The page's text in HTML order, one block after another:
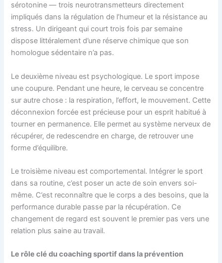
sérotonine — trois neurotransmetteurs directement
impliqués dans la régulation de l’humeur et la résistance au
stress. Un dirigeant qui court trois fois par semaine
dispose littéralement d’une réserve chimique que son
homologue sédentaire n’a pas.
Le deuxième niveau est psychologique. Le sport impose
une coupure. Pendant une heure, le cerveau se concentre
sur autre chose : la respiration, l’effort, le mouvement. Cette
déconnexion forcée est précieuse pour un esprit habitué à
tourner en permanence. Elle permet au système nerveux de
récupérer, de redescendre en charge, de retrouver une
forme d’équilibre.
Le troisième niveau est comportemental. Intégrer le sport
dans sa routine, c’est poser un acte de soin envers soi-
même. C’est reconnaître que le corps a des besoins, que la
performance durable passe par la récupération. Ce
changement de regard est souvent le premier pas vers une
relation plus saine au travail.
Le rôle clé du coaching sportif dans la prévention